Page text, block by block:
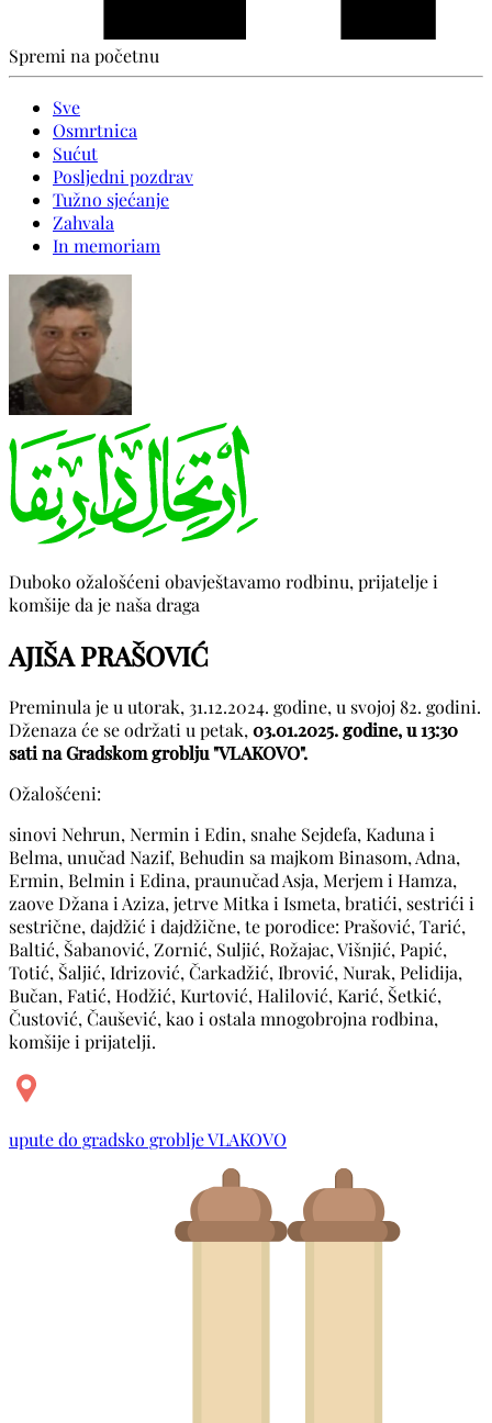
Spremi na početnu
Sve
Osmrtnica
Sućut
Posljedni pozdrav
Tužno sjećanje
Zahvala
In memoriam
Duboko ožalošćeni obavještavamo rodbinu, prijatelje i
komšije da je naša draga
AJIŠA PRAŠOVIĆ
Preminula je u utorak, 31.12.2024. godine, u svojoj 82. godini.
Dženaza će se održati u petak, 03.01.2025. godine, u 13:30
sati na Gradskom groblju "VLAKOVO".
Ožalošćeni:
sinovi Nehrun, Nermin i Edin, snahe Sejdefa, Kaduna i
Belma, unučad Nazif, Behudin sa majkom Binasom, Adna,
Ermin, Belmin i Edina, praunučad Asja, Merjem i Hamza,
zaove Džana i Aziza, jetrve Mitka i Ismeta, bratići, sestrići i
sestrične, dajdžić i dajdžične, te porodice: Prašović, Tarić,
Baltić, Šabanović, Zornić, Suljić, Rožajac, Višnjić, Papić,
Totić, Šaljić, Idrizović, Čarkadžić, Ibrović, Nurak, Pelidija,
Bučan, Fatić, Hodžić, Kurtović, Halilović, Karić, Šetkić,
Čustović, Čaušević, kao i ostala mnogobrojna rodbina,
komšije i prijatelji.
upute do gradsko groblje VLAKOVO